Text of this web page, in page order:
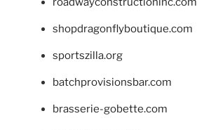
shopdragonflyboutique.com
sportszilla.org
batchprovisionsbar.com
brasserie-gobette.com